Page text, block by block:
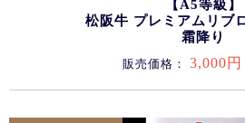
【A5等級】
松阪牛 プレミアムリブ
霜降り
販売価格： 3,000円